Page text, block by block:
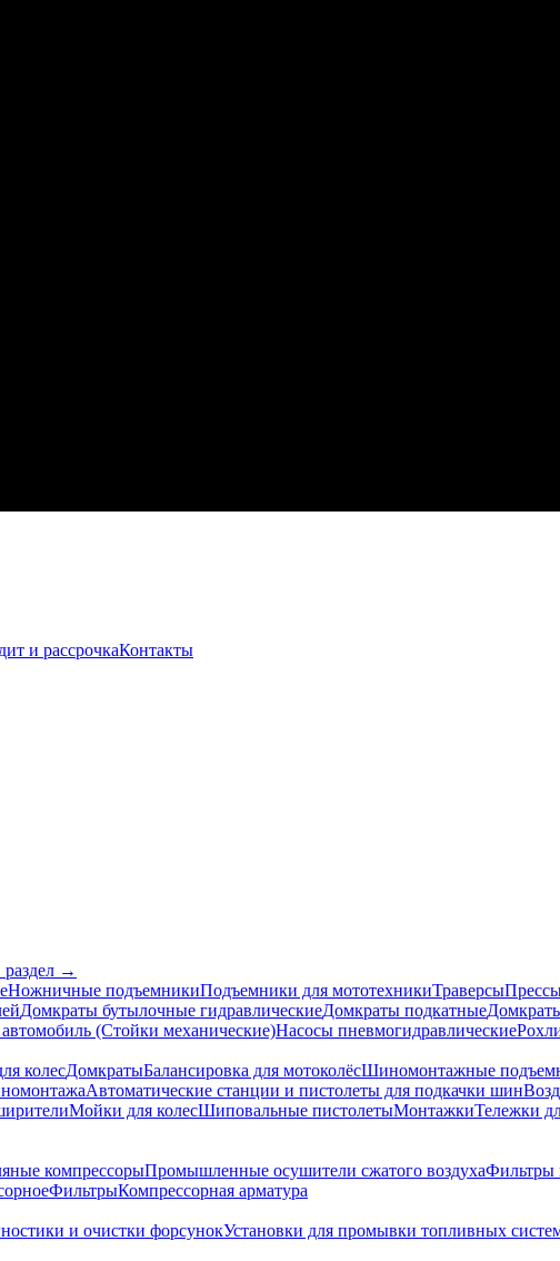
и рассрочкаКонтакты
раздел →
Ножничные подъемникиПодъемники для мототехникиТраверсы
Домкраты бутылочные гидравлическиеДомкраты подкатные
(Стойки механические)Насосы пневмогидравлические
колесДомкратыБалансировка для мотоколёсШиномонтажные
Автоматические станции и пистолеты для подкачки шин
Мойки для колесШиповальные пистолетыМонтажкиТележки
компрессорыПромышленные осушители сжатого воздухаФильтры
ФильтрыКомпрессорная арматура
и очистки форсунокУстановки для промывки топливных